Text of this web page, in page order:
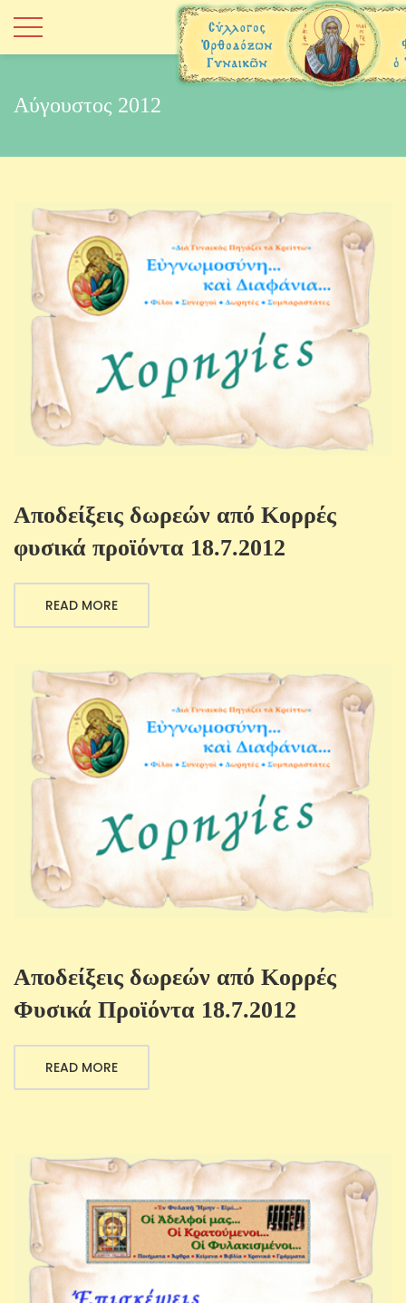
Αύγουστος 2012
Αποδείξεις δωρεών από Κορρές
φυσικά προϊόντα 18.7.2012
READ MORE
Αποδείξεις δωρεών από Κορρές
Φυσικά Προϊόντα 18.7.2012
READ MORE